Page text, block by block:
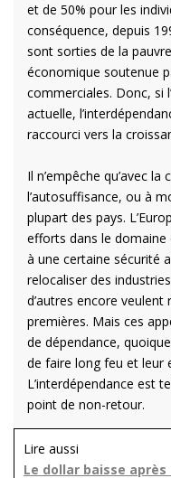
et de 50% pour les
conséquence, depuis
sont sorties de la
économique soutenue
commerciales. Donc, si
actuelle,
raccourci vers la
Il n’empêche qu’avec
l’autosuffisance, ou à
plupart des pays.
efforts dans le domaine
à une certaine sécurité
relocaliser des
d’autres encore
premières. Mais ces
de dépendance,
de faire long feu et leur
L’interdépendance est
point de non-retour.
Lire aussi
Le dollar baisse